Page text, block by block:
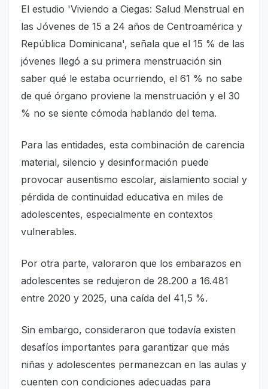
El estudio 'Viviendo a Ciegas: Salud Menstrual en
las Jóvenes de 15 a 24 años de Centroamérica y
República Dominicana', señala que el 15 % de las
jóvenes llegó a su primera menstruación sin
saber qué le estaba ocurriendo, el 61 % no sabe
de qué órgano proviene la menstruación y el 30
% no se siente cómoda hablando del tema.
Para las entidades, esta combinación de carencia
material, silencio y desinformación puede
provocar ausentismo escolar, aislamiento social y
pérdida de continuidad educativa en miles de
adolescentes, especialmente en contextos
vulnerables.
Por otra parte, valoraron que los embarazos en
adolescentes se redujeron de 28.200 a 16.481
entre 2020 y 2025, una caída del 41,5 %.
Sin embargo, consideraron que todavía existen
desafíos importantes para garantizar que más
niñas y adolescentes permanezcan en las aulas y
cuenten con condiciones adecuadas para